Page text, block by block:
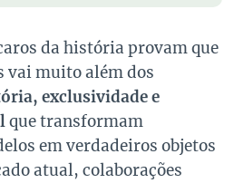
da história provam que
vai muito além dos
exclusividade e
que transformam
em verdadeiros objetos
atual, colaborações